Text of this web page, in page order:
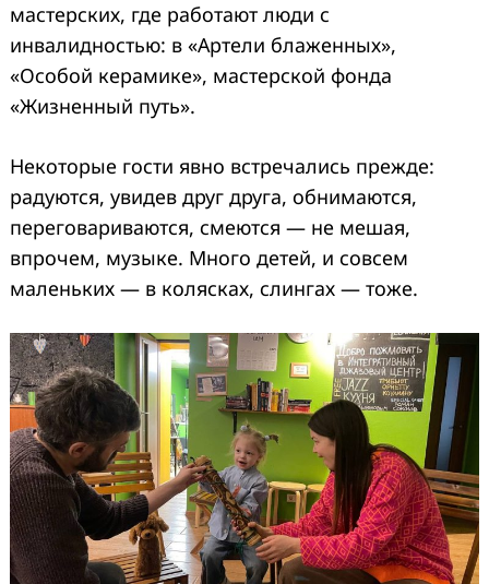
мастерских, где работают люди с
инвалидностью: в «Артели блаженных»,
«Особой керамике», мастерской фонда
«Жизненный путь».
Некоторые гости явно встречались прежде:
радуются, увидев друг друга, обнимаются,
переговариваются, смеются — не мешая,
впрочем, музыке. Много детей, и совсем
маленьких — в колясках, слингах — тоже.
for: